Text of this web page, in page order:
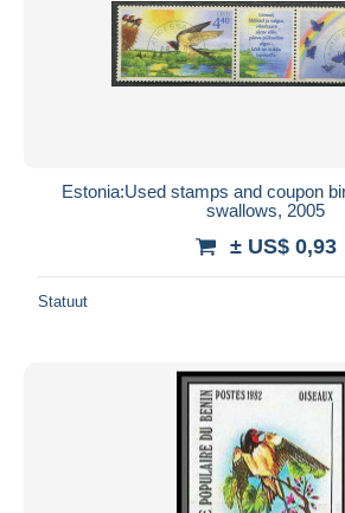
Estonia:Used stamps and coupon
swallows, 2005
± US$ 0,93
Statuut